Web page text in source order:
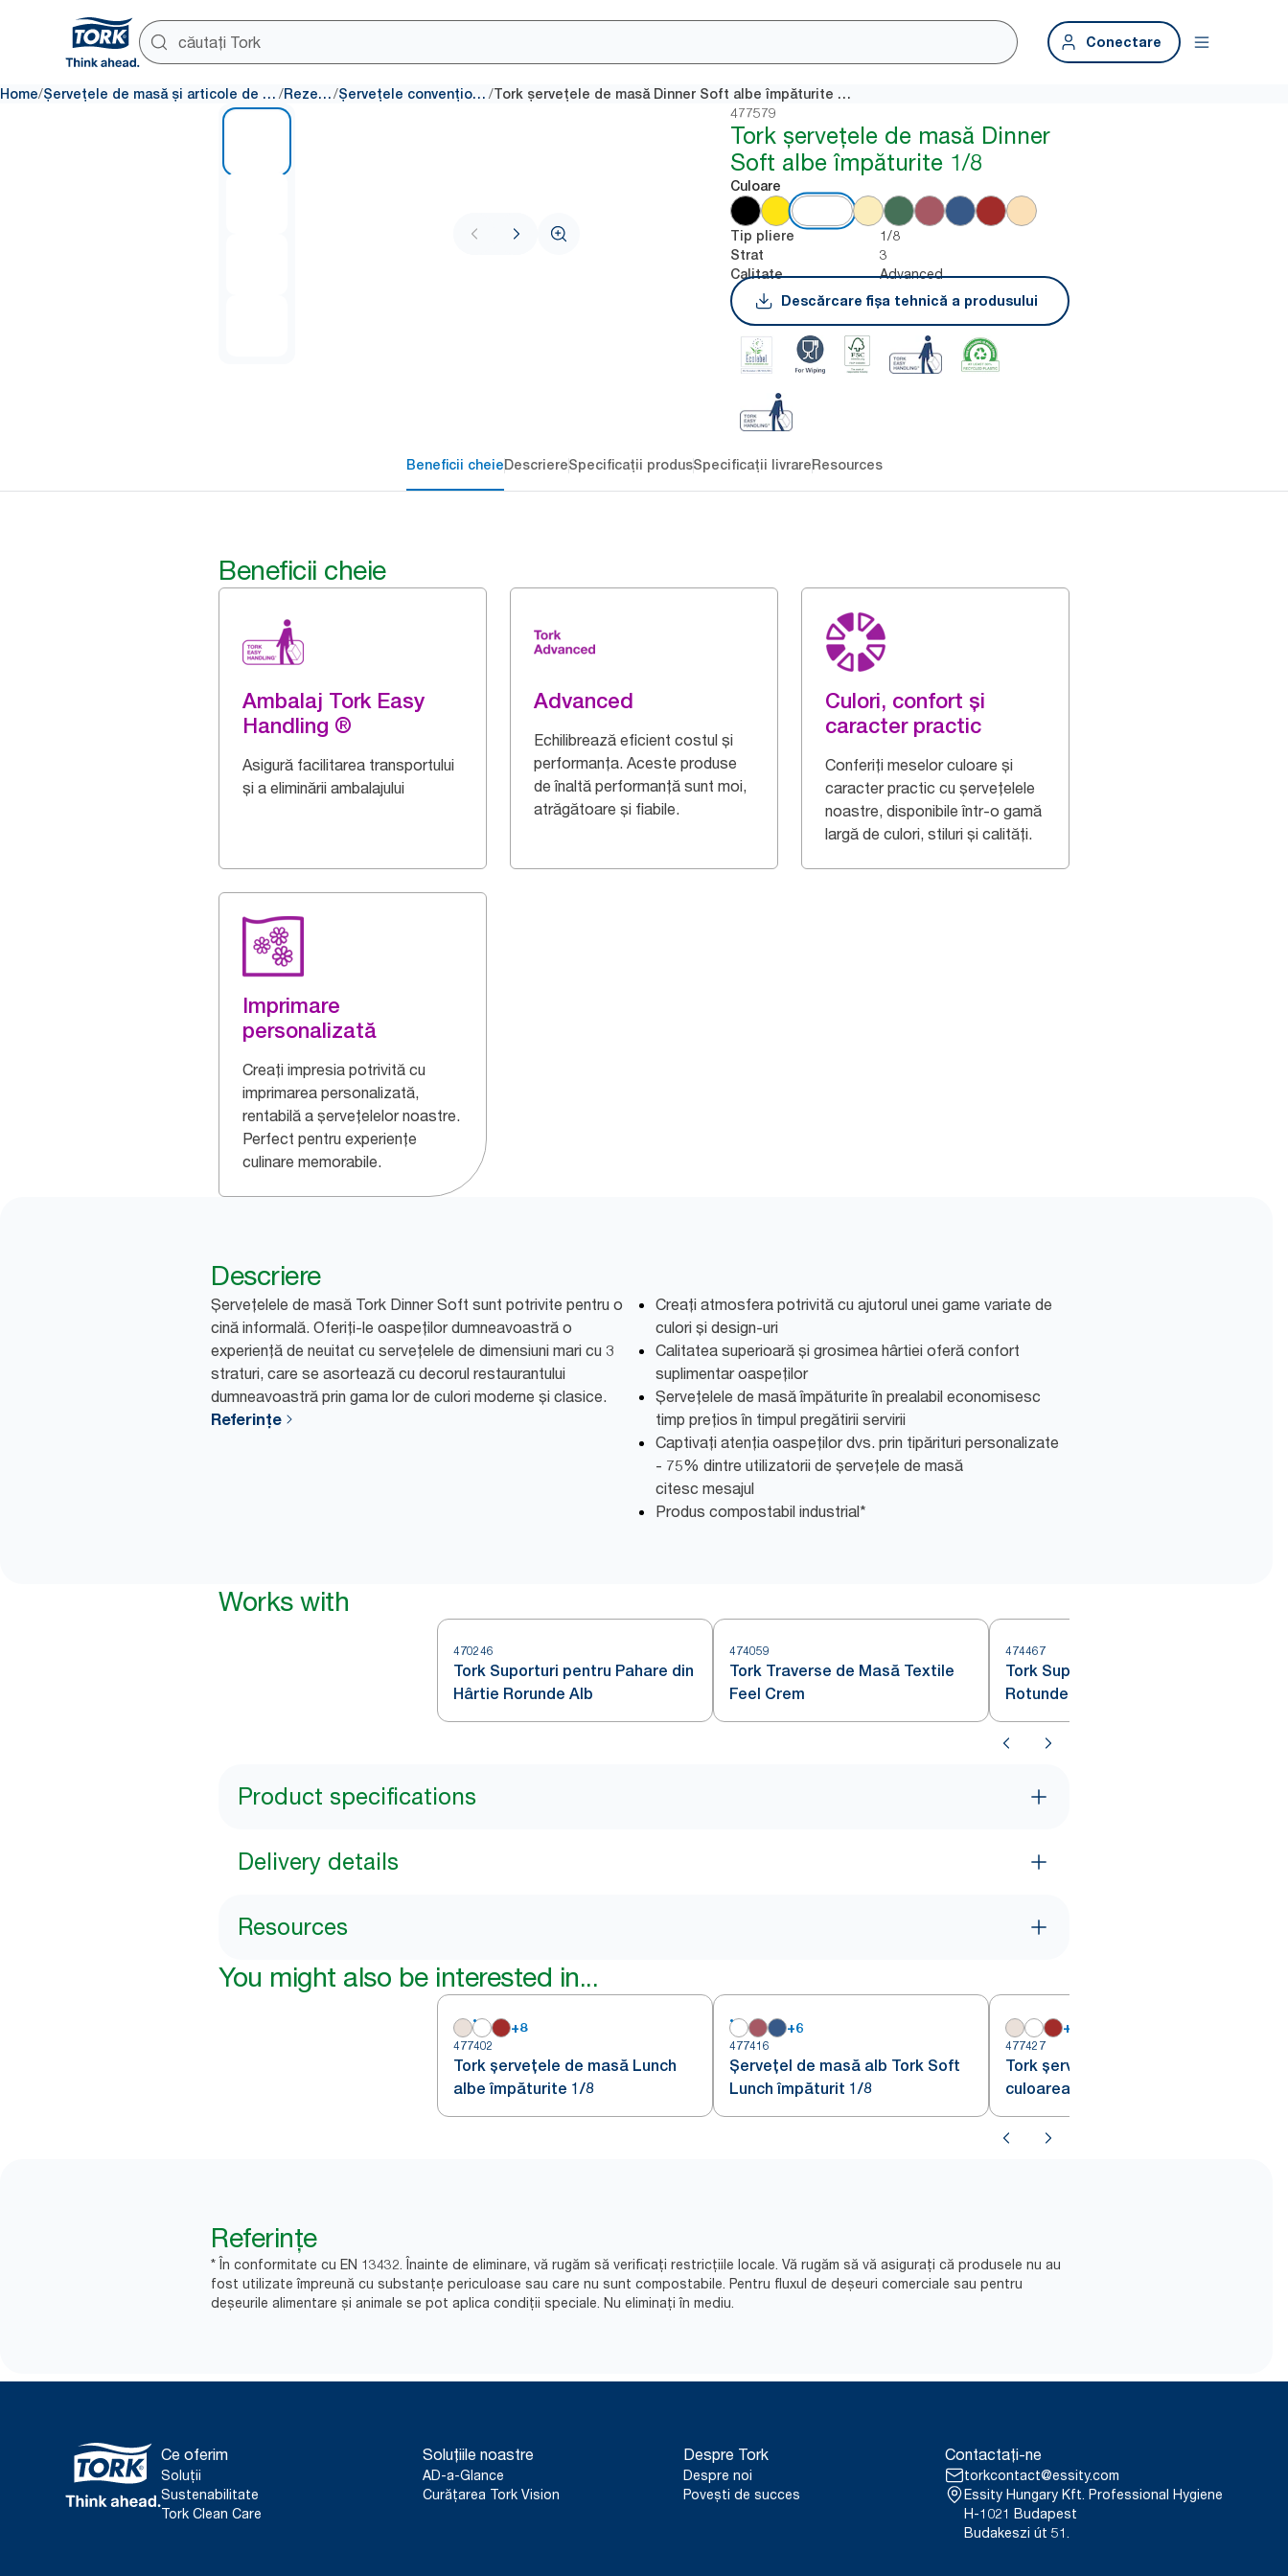
Conectare
Home/ Șervețele de masă și articole de masă / Rezerve / Șervețele convenționale / Tork șervețele de masă Dinner Soft albe împăturite 1/8
477579
Tork șervețele de masă Dinner
Soft albe împăturite 1/8
Culoare
Tip pliere 1/8
Strat 3
Calitate
Advanced
Descărcare fișa tehnică a produsului
Beneficii cheieDescriereSpecificații produsSpecificații livrareResources
Beneficii cheie
Ambalaj Tork Easy
Handling ®
Asigură facilitarea transportului
și a eliminării ambalajului
Advanced
Echilibrează eficient costul și
performanța. Aceste produse
de înaltă performanță sunt moi,
atrăgătoare și fiabile.
Culori, confort și
caracter practic
Conferiți meselor culoare și
caracter practic cu șervețelele
noastre, disponibile într-o gamă
largă de culori, stiluri și calități.
Imprimare
personalizată
Creați impresia potrivită cu
imprimarea personalizată,
rentabilă a șervețelelor noastre.
Perfect pentru experiențe
culinare memorabile.
Descriere
Șervețelele de masă Tork Dinner Soft sunt potrivite pentru o
cină informală. Oferiți-le oaspeților dumneavoastră o
experiență de neuitat cu servețelele de dimensiuni mari cu 3
straturi, care se asortează cu decorul restaurantului
dumneavoastră prin gama lor de culori moderne și clasice.
Referințe
Creați atmosfera potrivită cu ajutorul unei game variate de
culori și design-uri
Calitatea superioară și grosimea hârtiei oferă confort
suplimentar oaspeților
Șervețelele de masă împăturite în prealabil economisesc
timp prețios în timpul pregătirii servirii
Captivați atenția oaspeților dvs. prin tipărituri personalizate
- 75% dintre utilizatorii de șervețele de masă
citesc mesajul
Produs compostabil industrial*
Works with
470246
Tork Suporturi pentru Pahare din
Hârtie Rorunde Alb
474059
Tork Traverse de Masă Textile
Feel Crem
474467
Tork Suporturi pentru Pahare
Rotunde Insisi Alb
Product specifications
Delivery details
Resources
You might also be interested in...
+8
477402
Tork șervețele de masă Lunch
albe împăturite 1/8
+6
477416
Șervețel de masă alb Tork Soft
Lunch împăturit 1/8
+
477427
Tork șervețele de masă Lunch
culoarea șampaniei împăturite
1/8
Referințe
* În conformitate cu EN 13432. Înainte de eliminare, vă rugăm să verificați restricțiile locale. Vă rugăm să vă asigurați că produsele nu au
fost utilizate împreună cu substanțe periculoase sau care nu sunt compostabile. Pentru fluxul de deșeuri comerciale sau pentru
deșeurile alimentare și animale se pot aplica condiții speciale. Nu eliminați în mediu.​
Ce oferim
Soluții
Sustenabilitate
Tork Clean Care
Soluțiile noastre
AD-a-Glance
Curățarea Tork Vision
Despre Tork
Despre noi
Povești de succes
Contactați-ne
torkcontact@essity.com
Essity Hungary Kft. Professional Hygiene
H-1021 Budapest
Budakeszi út 51.